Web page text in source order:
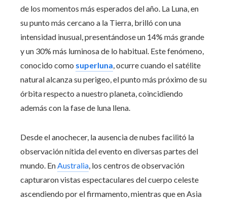
de los momentos más esperados del año. La Luna, en
su punto más cercano a la Tierra, brilló con una
intensidad inusual, presentándose un 14% más grande
y un 30% más luminosa de lo habitual. Este fenómeno,
conocido como superluna, ocurre cuando el satélite
natural alcanza su perigeo, el punto más próximo de su
órbita respecto a nuestro planeta, coincidiendo
además con la fase de luna llena.
Desde el anochecer, la ausencia de nubes facilitó la
observación nítida del evento en diversas partes del
mundo. EnAustralia, los centros de observación
capturaron vistas espectaculares del cuerpo celeste
ascendiendo por el firmamento, mientras que en Asia